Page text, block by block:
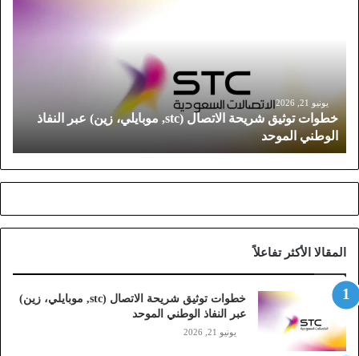
و
ش
ر
ل
ا
ت
ص
ل
يونيو 21, 2026
خطوات توثيق شريحة الاتصال (stc, موبايلي، زين) عبر النفاذ
الوطني الموحد
المقالا الأكثر تفاعلاً
خطوات توثيق شريحة الاتصال (stc, موبايلي، زين)
عبر النفاذ الوطني الموحد
يونيو 21, 2026